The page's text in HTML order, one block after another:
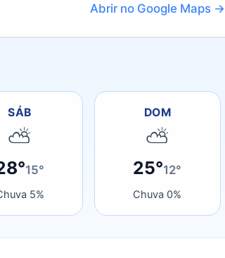
Abrir no Google Maps →
SÁB
⛅
15°
5%
DOM
⛅
25°12°
Chuva 0%